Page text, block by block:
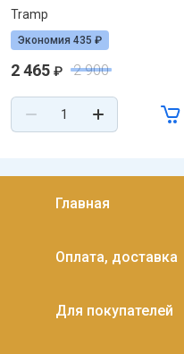
Tramp
Экономия 435 ₽
2 465 ₽ 2 900
Главная
Оплата, доставка
Для покупателей